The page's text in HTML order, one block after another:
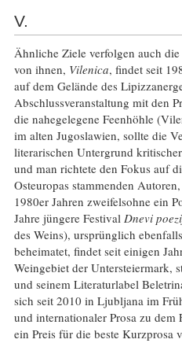
V.
Ähnliche Ziele verfolgen auch die
von ihnen, Vilenica, findet seit
auf dem Gelände des
Abschlussveranstaltung mit den
die nahegelegene Feenhöhle
im alten Jugoslawien, sollte die
literarischen Untergrund
und man richtete den Fokus auf
Osteuropas stammenden
1980er Jahren zweifelsohne ein
Jahre jüngere Festival Dnevi
des Weins), ursprünglich
beheimatet, findet seit einigen
Weingebiet der Untersteiermark,
und seinem Literaturlabel
sich seit 2010 in Ljubljana im
und internationaler Prosa zu dem
ein Preis für die beste Kurzprosa